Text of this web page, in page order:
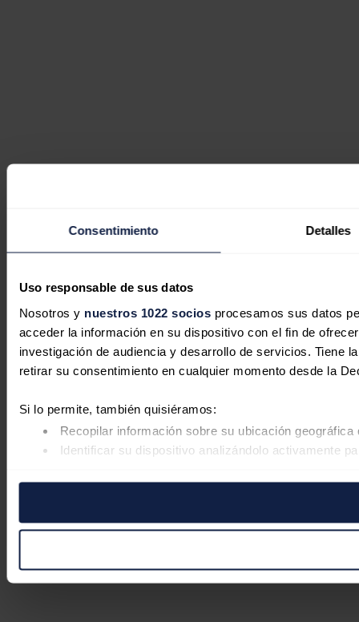
Consentimiento Detalles
Uso responsable de sus datos
Nosotros y nuestros 1022 sociosprocesamos sus datos
acceder la información en su dispositivo con el fin de
investigación de audiencia y desarrollo de servicios. Tiene
retirar su consentimiento en cualquier momento desde la
Si lo permite, también quisiéramos:
Recopilar información sobre su ubicación
Identificar su dispositivo analizándolo activamente
Las cookies de este sitio web se usan para personalizar el
pueden combinarla con otra información que les haya